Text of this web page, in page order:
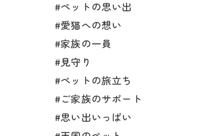
#ペットの思い出
#愛猫への想い
#家族の一員
#見守り
#ペットの旅立ち
#ご家族のサポート
#思い出いっぱい